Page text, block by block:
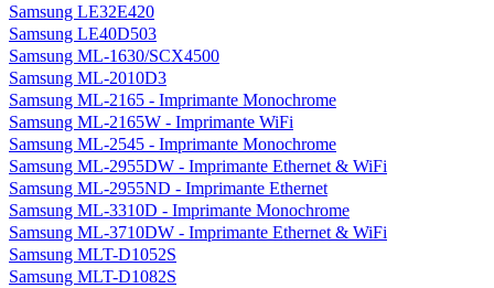
Samsung LE32E420
Samsung LE40D503
Samsung ML-1630/SCX4500
Samsung ML-2010D3
Samsung ML-2165 - Imprimante Monochrome
Samsung ML-2165W - Imprimante WiFi
Samsung ML-2545 - Imprimante Monochrome
Samsung ML-2955DW - Imprimante Ethernet & WiFi
Samsung ML-2955ND - Imprimante Ethernet
Samsung ML-3310D - Imprimante Monochrome
Samsung ML-3710DW - Imprimante Ethernet & WiFi
Samsung MLT-D1052S
Samsung MLT-D1082S